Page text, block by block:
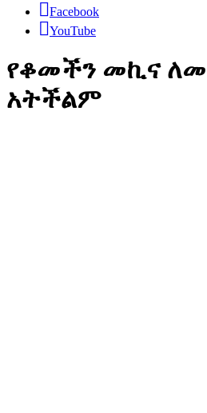
Facebook
YouTube
የቆመችን መኪና
አትችልም